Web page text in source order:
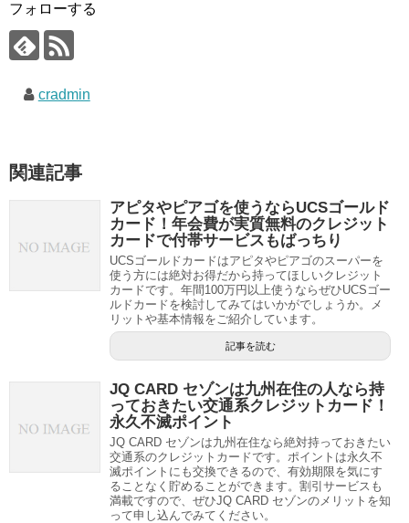
フォローする
cradmin
関連記事
アピタやピアゴを使うならUCSゴールド
カード！年会費が実質無料のクレジット
カードで付帯サービスもばっちり
UCSゴールドカードはアピタやピアゴのスーパーを
使う方には絶対お得だから持ってほしいクレジット
カードです。年間100万円以上使うならぜひUCSゴー
ルドカードを検討してみてはいかがでしょうか。メ
リットや基本情報をご紹介しています。
記事を読む
JQ CARD セゾンは九州在住の人なら持
っておきたい交通系クレジットカード！
永久不滅ポイント
JQ CARD セゾンは九州在住なら絶対持っておきたい
交通系のクレジットカードです。ポイントは永久不
滅ポイントにも交換できるので、有効期限を気にす
ることなく貯めることができます。割引サービスも
満載ですので、ぜひJQ CARD セゾンのメリットを知
って申し込んでみてください。